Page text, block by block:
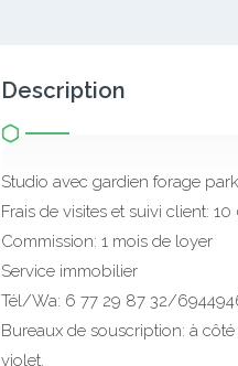
Description
Studio avec gardien forage
Frais de visites et suivi client:
Commission: 1 mois de loyer
Service immobilier
Tél/Wa: 6 77 29 87 32/
Bureaux de souscription: à
violet.